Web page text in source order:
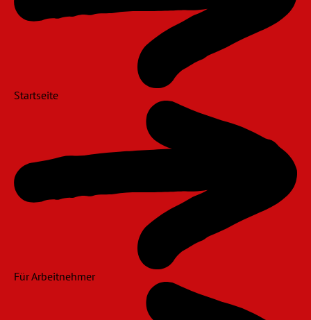
Startseite
Für Arbeitnehmer